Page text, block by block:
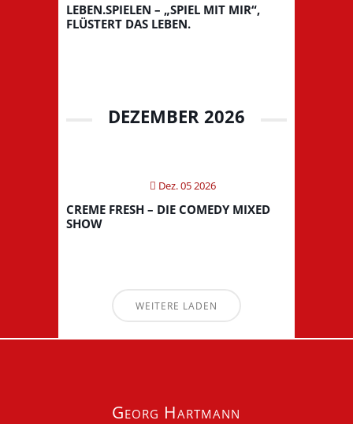
LEBEN.SPIELEN – „SPIEL MIT MIR“,
FLÜSTERT DAS LEBEN.
DEZEMBER 2026
Dez. 05 2026
CREME FRESH – DIE COMEDY MIXED
SHOW
WEITERE LADEN
Georg Hartmann